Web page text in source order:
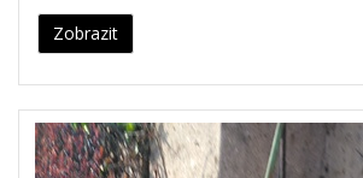
Zobrazit